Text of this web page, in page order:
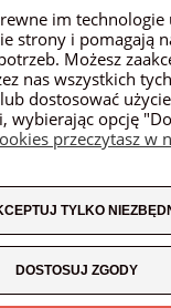
PŁATNOŚCI I DOSTAWA
INFORMACJE
O NAS
PEŁNĄ WERSJĘ
INTERNETOWY SHOPER.PL
im
strony i pomagają
Możesz
nas wszystkich
dostosować
wybierając opcję
przeczytasz w
TYLKO
DOSTOSUJ ZGODY